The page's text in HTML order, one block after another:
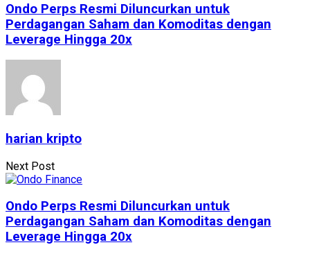
Ondo Perps Resmi Diluncurkan untuk
Perdagangan Saham dan Komoditas dengan
Leverage Hingga 20x
harian kripto
Next Post
Ondo Perps Resmi Diluncurkan untuk
Perdagangan Saham dan Komoditas dengan
Leverage Hingga 20x